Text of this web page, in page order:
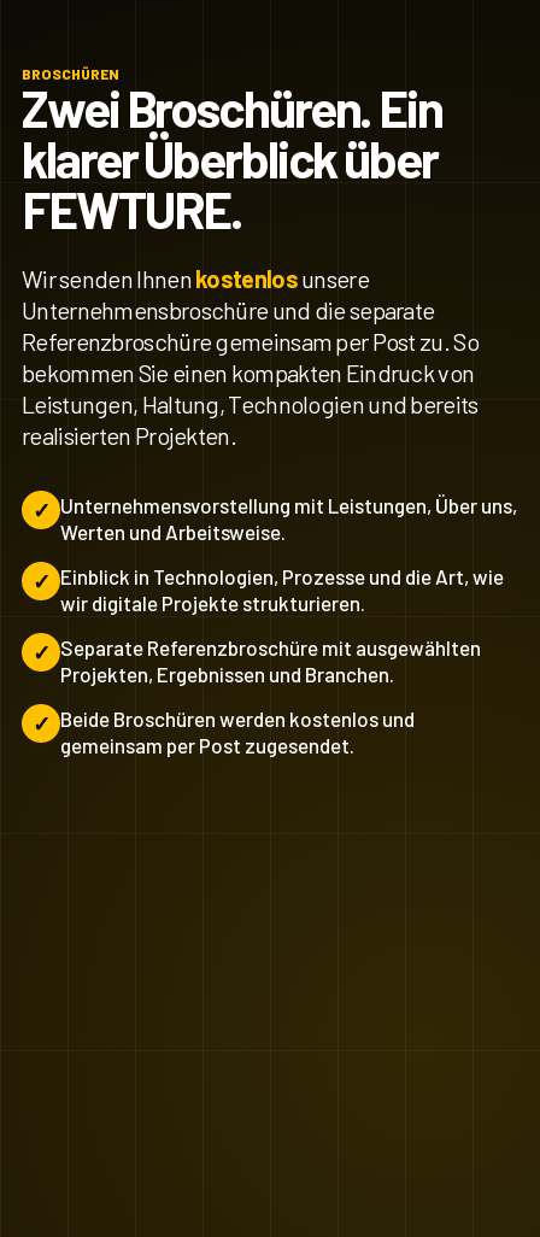
BROSCHÜREN
Zwei Broschüren. Ein
klarer Überblick über
FEWTURE.
Wir senden Ihnenkostenlosunsere
Unternehmensbroschüre und die separate
Referenzbroschüre gemeinsam per Post zu. So
bekommen Sie einen kompakten Eindruck von
Leistungen, Haltung, Technologien und bereits
realisierten Projekten.
Unternehmensvorstellung mit Leistungen, Über uns,
Werten und Arbeitsweise.
Einblick in Technologien, Prozesse und die Art, wie
wir digitale Projekte strukturieren.
Separate Referenzbroschüre mit ausgewählten
Projekten, Ergebnissen und Branchen.
Beide Broschüren werden kostenlos und
gemeinsam per Post zugesendet.